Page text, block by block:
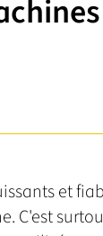
et
C'est